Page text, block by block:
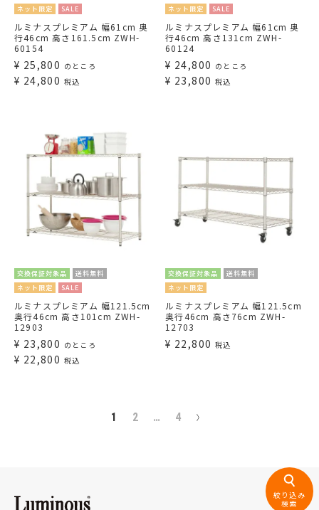
ネット限定
SALE
ルミナスプレミアム 幅61cm 奥
行46cm 高さ161.5cm ZWH-
60154
¥ 25,800 のところ
¥ 24,800 税込
ネット限定
SALE
ルミナスプレミアム 幅61cm 奥
行46cm 高さ131cm ZWH-
60124
¥ 24,800 のところ
¥ 23,800 税込
交換保証対象品
送料無料
ネット限定
SALE
ルミナスプレミアム 幅121.5cm
奥行46cm 高さ101cm ZWH-
12903
¥ 23,800 のところ
¥ 22,800 税込
交換保証対象品
送料無料
ネット限定
ルミナスプレミアム 幅121.5cm
奥行46cm 高さ76cm ZWH-
12703
¥ 22,800 税込
1 2 … 4
絞り込み
検索